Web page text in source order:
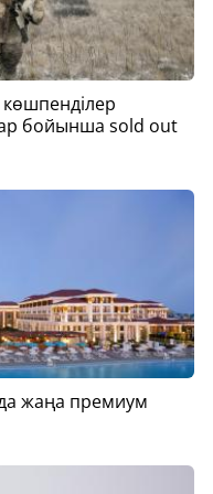
көшпенділер
бойынша sold out
жаңа премиум